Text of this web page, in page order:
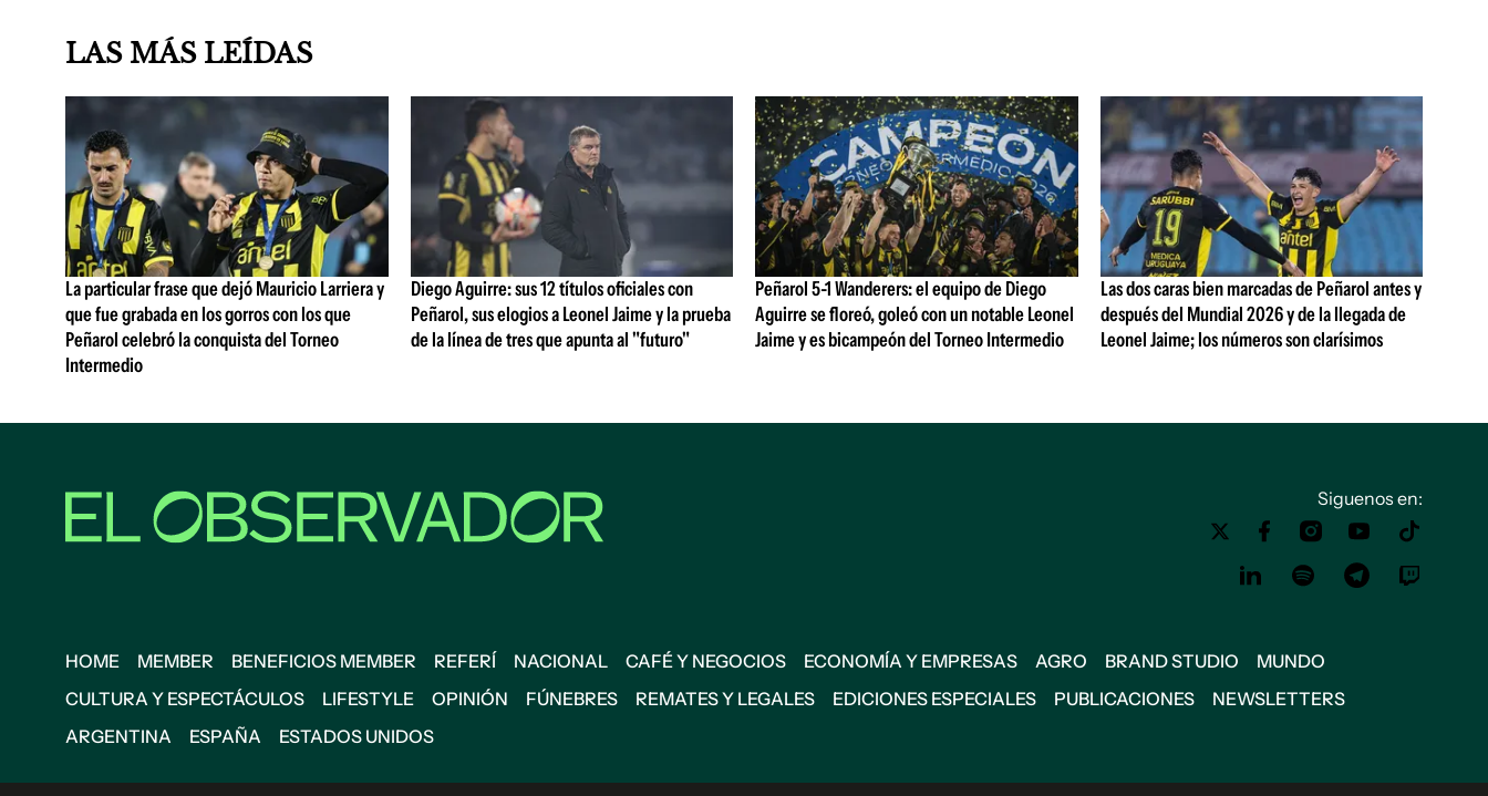
LAS MÁS LEÍDAS
La particular frase que dejó Mauricio Larriera y
que fue grabada en los gorros con los que
Peñarol celebró la conquista del Torneo
Intermedio
Diego Aguirre: sus 12 títulos oficiales con
Peñarol, sus elogios a Leonel Jaime y la prueba
de la línea de tres que apunta al "futuro"
Peñarol 5-1 Wanderers: el equipo de Diego
Aguirre se floreó, goleó con un notable Leonel
Jaime y es bicampeón del Torneo Intermedio
Las dos caras bien marcadas de Peñarol antes y
después del Mundial 2026 y de la llegada de
Leonel Jaime; los números son clarísimos
Siguenos en:
HOME MEMBER BENEFICIOS MEMBER REFERÍ NACIONAL CAFÉ Y NEGOCIOS ECONOMÍA Y EMPRESAS AGRO BRAND STUDIO
MUNDO
CULTURA Y ESPECTÁCULOS
LIFESTYLE OPINIÓN FÚNEBRES REMATES Y LEGALES EDICIONES ESPECIALES PUBLICACIONES
NEWSLETTERS
ARGENTINA
ESPAÑA ESTADOS UNIDOS